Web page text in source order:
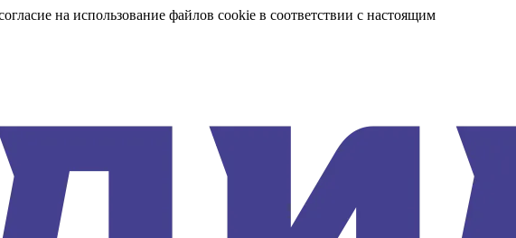
на использование файлов cookie в соответствии с настоящим